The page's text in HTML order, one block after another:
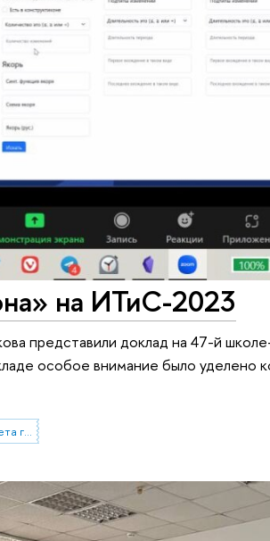
на ИТиС-2023
представили доклад на 47-й
особое внимание было уделено
Проектная деятельность факультета гуманитарных наук